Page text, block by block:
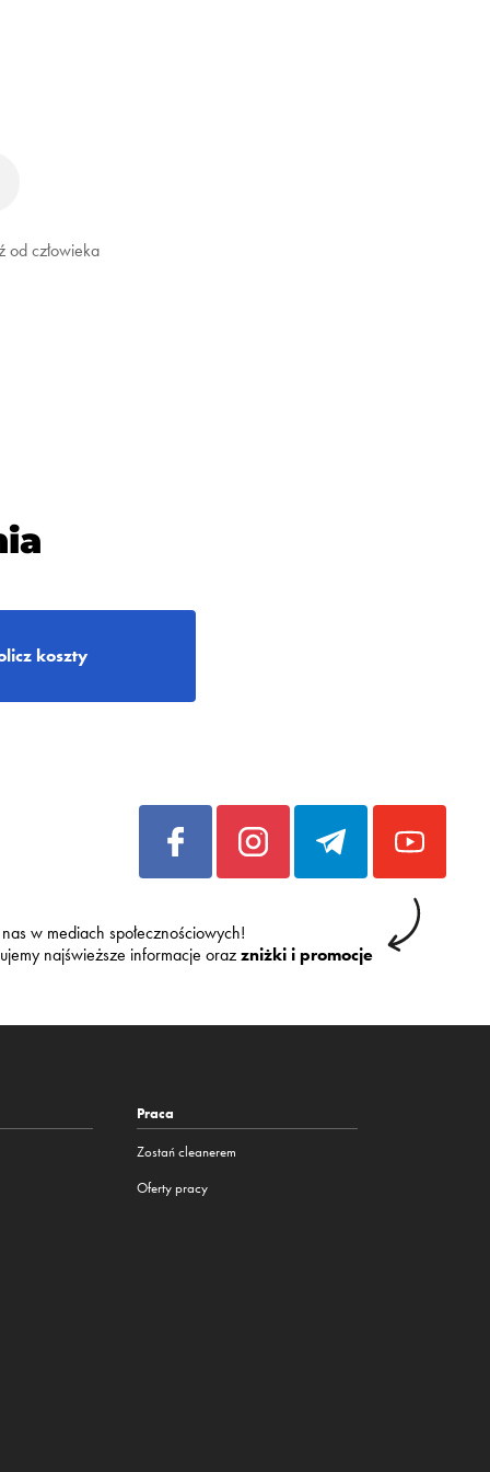
od człowieka
koszty
nas w mediach społecznościowych!
najświeższe informacje oraz zniżki i promocje
Praca
Zostań cleanerem
Oferty pracy